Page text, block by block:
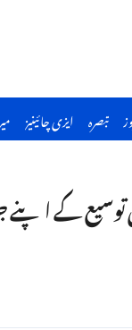
تبصرہ ایزی چائینیز
کے اپنے